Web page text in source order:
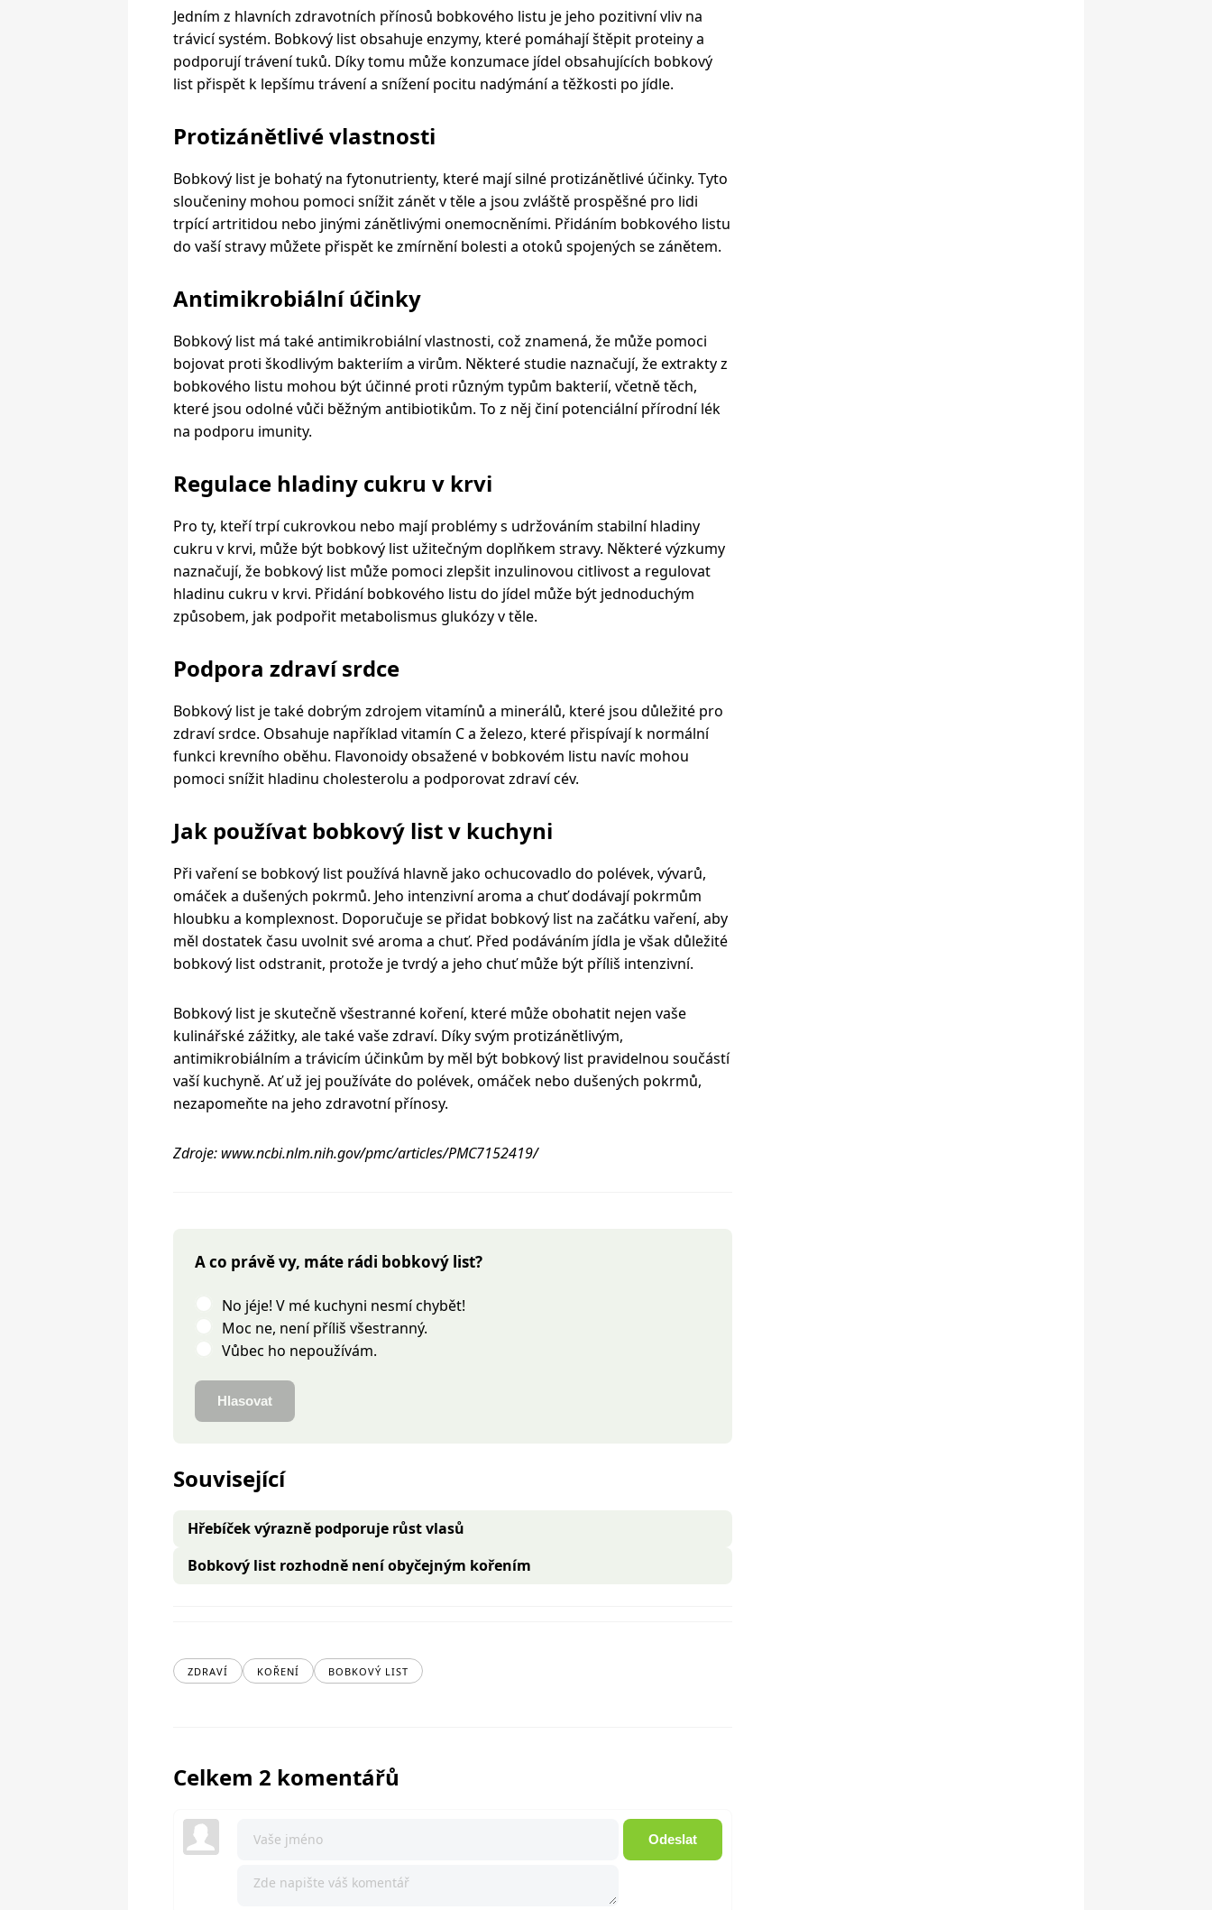
Jedním z hlavních zdravotních přínosů bobkového listu je jeho pozitivní vliv na
trávicí systém. Bobkový list obsahuje enzymy, které pomáhají štěpit proteiny a
podporují trávení tuků. Díky tomu může konzumace jídel obsahujících bobkový
list přispět k lepšímu trávení a snížení pocitu nadýmání a těžkosti po jídle.
Protizánětlivé vlastnosti
Bobkový list je bohatý na fytonutrienty, které mají silné protizánětlivé účinky. Tyto
sloučeniny mohou pomoci snížit zánět v těle a jsou zvláště prospěšné pro lidi
trpící artritidou nebo jinými zánětlivými onemocněními. Přidáním bobkového listu
do vaší stravy můžete přispět ke zmírnění bolesti a otoků spojených se zánětem.
Antimikrobiální účinky
Bobkový list má také antimikrobiální vlastnosti, což znamená, že může pomoci
bojovat proti škodlivým bakteriím a virům. Některé studie naznačují, že extrakty z
bobkového listu mohou být účinné proti různým typům bakterií, včetně těch,
které jsou odolné vůči běžným antibiotikům. To z něj činí potenciální přírodní lék
na podporu imunity.
Regulace hladiny cukru v krvi
Pro ty, kteří trpí cukrovkou nebo mají problémy s udržováním stabilní hladiny
cukru v krvi, může být bobkový list užitečným doplňkem stravy. Některé výzkumy
naznačují, že bobkový list může pomoci zlepšit inzulinovou citlivost a regulovat
hladinu cukru v krvi. Přidání bobkového listu do jídel může být jednoduchým
způsobem, jak podpořit metabolismus glukózy v těle.
Podpora zdraví srdce
Bobkový list je také dobrým zdrojem vitamínů a minerálů, které jsou důležité pro
zdraví srdce. Obsahuje například vitamín C a železo, které přispívají k normální
funkci krevního oběhu. Flavonoidy obsažené v bobkovém listu navíc mohou
pomoci snížit hladinu cholesterolu a podporovat zdraví cév.
Jak používat bobkový list v kuchyni
Při vaření se bobkový list používá hlavně jako ochucovadlo do polévek, vývarů,
omáček a dušených pokrmů. Jeho intenzivní aroma a chuť dodávají pokrmům
hloubku a komplexnost. Doporučuje se přidat bobkový list na začátku vaření, aby
měl dostatek času uvolnit své aroma a chuť. Před podáváním jídla je však důležité
bobkový list odstranit, protože je tvrdý a jeho chuť může být příliš intenzivní.
Bobkový list je skutečně všestranné koření, které může obohatit nejen vaše
kulinářské zážitky, ale také vaše zdraví. Díky svým protizánětlivým,
antimikrobiálním a trávicím účinkům by měl být bobkový list pravidelnou součástí
vaší kuchyně. Ať už jej používáte do polévek, omáček nebo dušených pokrmů,
nezapomeňte na jeho zdravotní přínosy.
Zdroje: www.ncbi.nlm.nih.gov/pmc/articles/PMC7152419/
A co právě vy, máte rádi bobkový list?
No jéje! V mé kuchyni nesmí chybět!
Moc ne, není příliš všestranný.
Vůbec ho nepoužívám.
Hlasovat
Související
Hřebíček výrazně podporuje růst vlasů
Bobkový list rozhodně není obyčejným kořením
ZDRAVÍ KOŘENÍ BOBKOVÝ LIST
Celkem 2 komentářů
Odeslat